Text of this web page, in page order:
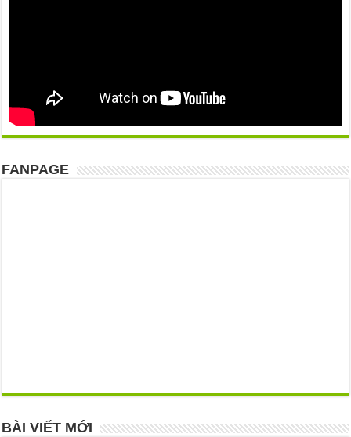
FANPAGE
BÀI VIẾT MỚI